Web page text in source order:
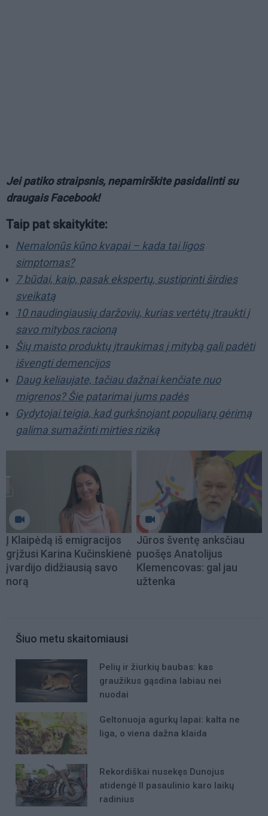
Jei patiko straipsnis, nepamirškite pasidalinti su
draugais Facebook!
Taip pat skaitykite:
Nemalonūs kūno kvapai – kada tai ligos
simptomas?
7 būdai, kaip, pasak ekspertų, sustiprinti širdies
sveikatą
10 naudingiausių daržovių, kurias vertėtų įtraukti į
savo mitybos racioną
Šių maisto produktų įtraukimas į mitybą gali padėti
išvengti demencijos
Daug keliaujate, tačiau dažnai kenčiate nuo
migrenos? Šie patarimai jums padės
Gydytojai teigia, kad gurkšnojant populiarų gėrimą
galima sumažinti mirties riziką
Į Klaipėdą iš emigracijos
grįžusi Karina Kučinskienė
įvardijo didžiausią savo
norą
Jūros šventę anksčiau
puošęs Anatolijus
Klemencovas: gal jau
užtenka
Šiuo metu skaitomiausi
Pelių ir žiurkių baubas: kas
graužikus gąsdina labiau nei
nuodai
Geltonuoja agurkų lapai: kalta ne
liga, o viena dažna klaida
Rekordiškai nusekęs Dunojus
atidengė II pasaulinio karo laikų
radinius